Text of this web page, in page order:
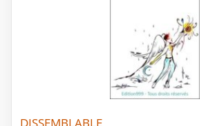
DISSEMBLABLE